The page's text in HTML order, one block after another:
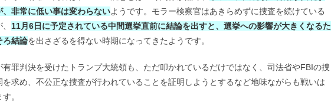
、非常に低い事は変わらないようです。モラー検察官はあきらめずに捜査を続けている
11月6日に予定されている中間選挙直前に結論を出すと、選挙への影響が大きくなるた
ろ結論を出さざるを得ない時期になってきたようです。
有罪判決を受けたトランプ大統領も、ただ叩かれているだけではなく、司法省やFBIの捜
を求め、不公正な捜査が行われていることを証明しようとするなど地味ながらも戦いは
。